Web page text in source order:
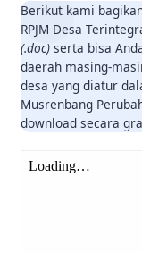
Berikut kami
RPJM Desa
(.doc) serta bisa
daerah masing-
desa yang diatur
Musrenbang
download secara